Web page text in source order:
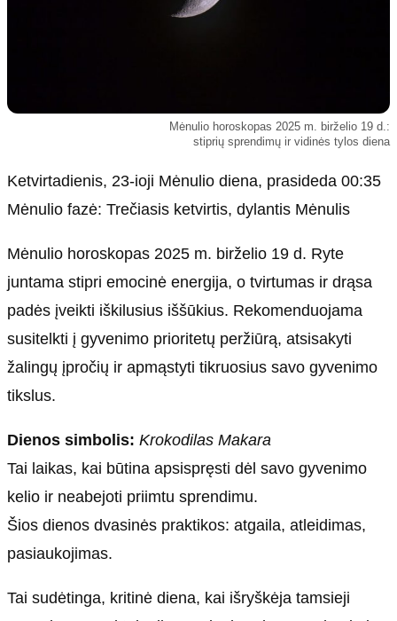
Privatumo politika
Autoriai
Kontaktai
Dirbtinis intelektas
Mėnulio horoskopas 2025 m. birželio 19 d.:
stiprių sprendimų ir vidinės tylos diena
Ketvirtadienis, 23-ioji Mėnulio diena, prasideda 00:35
Mėnulio fazė: Trečiasis ketvirtis, dylantis Mėnulis
Mėnulio horoskopas 2025 m. birželio 19 d. Ryte
juntama stipri emocinė energija, o tvirtumas ir drąsa
padės įveikti iškilusius iššūkius. Rekomenduojama
susitelkti į gyvenimo prioritetų peržiūrą, atsisakyti
žalingų įpročių ir apmąstyti tikruosius savo gyvenimo
tikslus.
Dienos simbolis: Krokodilas Makara
Tai laikas, kai būtina apsispręsti dėl savo gyvenimo
kelio ir neabejoti priimtu sprendimu.
Šios dienos dvasinės praktikos: atgaila, atleidimas,
pasiaukojimas.
Tai sudėtinga, kritinė diena, kai išryškėja tamsieji